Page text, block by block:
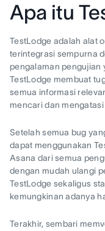
Apa itu
TestLodge adalah alat
terintegrasi sempurna
pengalaman pengujian
TestLodge membuat
semua informasi
mencari dan
Setelah semua bug
dapat menggunakan
Asana dari semua
dengan mudah ulangi
TestLodge sekaligus
kemungkinan adanya
Terakhir, sembari